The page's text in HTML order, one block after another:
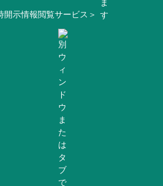
開示情報閲覧サービス＞